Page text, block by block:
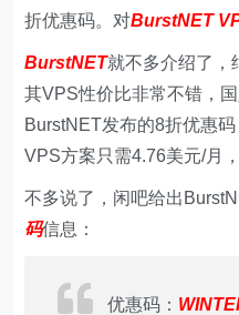
折优惠码。对BurstNET
BurstNET就不多介绍了，
其VPS性价比非常不错，
BurstNET发布的8折优惠
VPS方案只需4.76美元/月
不多说了，闲吧给出
码信息：
优惠码：